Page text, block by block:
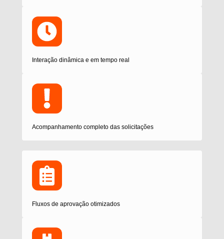
Interação dinâmica e em tempo real
Acompanhamento completo das solicitações
Fluxos de aprovação otimizados